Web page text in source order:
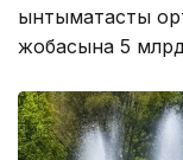
ынтымақтастық
жобасына 5 млрд